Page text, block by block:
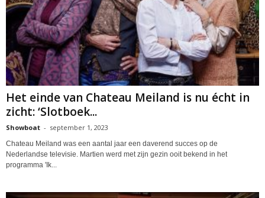
Het einde van Chateau Meiland is nu écht in
zicht: ‘Slotboek...
Showboat - september 1, 2023
Chateau Meiland was een aantal jaar een daverend succes op de
Nederlandse televisie. Martien werd met zijn gezin ooit bekend in het
programma 'Ik...